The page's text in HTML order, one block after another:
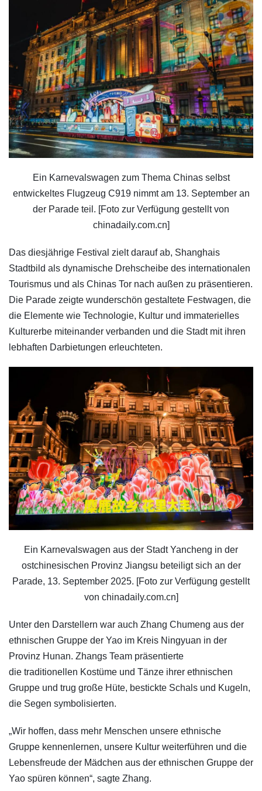
Ein Karnevalswagen zum Thema Chinas selbst
entwickeltes Flugzeug C919 nimmt am 13. September an
der Parade teil. [Foto zur Verfügung gestellt von
chinadaily.com.cn]
Das diesjährige Festival zielt darauf ab, Shanghais
Stadtbild als dynamische Drehscheibe des internationalen
Tourismus und als Chinas Tor nach außen zu präsentieren.
Die Parade zeigte wunderschön gestaltete Festwagen, die
die Elemente wie Technologie, Kultur und immaterielles
Kulturerbe miteinander verbanden und die Stadt mit ihren
lebhaften Darbietungen erleuchteten.
Ein Karnevalswagen aus der Stadt Yancheng in der
ostchinesischen Provinz Jiangsu beteiligt sich an der
Parade, 13. September 2025. [Foto zur Verfügung gestellt
von chinadaily.com.cn]
Unter den Darstellern war auch Zhang Chumeng aus der
ethnischen Gruppe der Yao im Kreis Ningyuan in der
Provinz Hunan. Zhangs Team präsentierte
die traditionellen Kostüme und Tänze ihrer ethnischen
Gruppe und trug große Hüte, bestickte Schals und Kugeln,
die Segen symbolisierten.
„Wir hoffen, dass mehr Menschen unsere ethnische
Gruppe kennenlernen, unsere Kultur weiterführen und die
Lebensfreude der Mädchen aus der ethnischen Gruppe der
Yao spüren können“, sagte Zhang.